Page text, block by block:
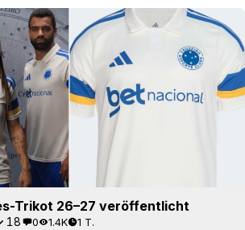
Trikot 26–27 veröffentlicht
18 0 1.4K 1 T.